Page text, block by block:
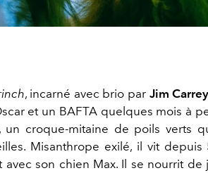
, incarné avec brio par Jim Carrey
et un BAFTA quelques mois à
un croque-mitaine de poils verts
Misanthrope exilé, il vit depuis
son chien Max. Il se nourrit de